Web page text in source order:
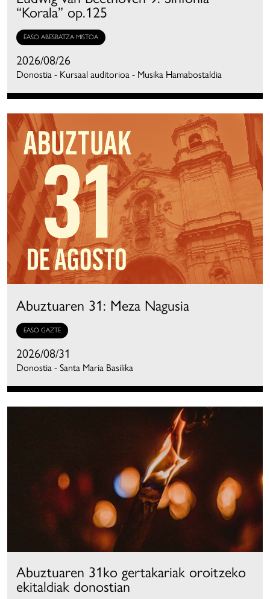
“Korala” op.125
EASO ABESBATZA MISTOA
2026/08/26
Donostia - Kursaal auditorioa - Musika Hamabostaldia
Abuztuaren 31: Meza Nagusia
EASO GAZTE
2026/08/31
Donostia - Santa Maria Basilika
Abuztuaren 31ko gertakariak oroitzeko
ekitaldiak donostian